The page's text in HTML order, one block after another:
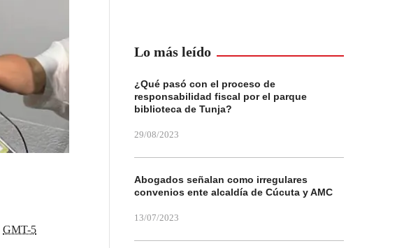
GMT-5
Lo más leído
¿Qué pasó con el proceso de
responsabilidad fiscal por el parque
biblioteca de Tunja?
29/08/2023
Abogados señalan como irregulares
convenios ente alcaldía de Cúcuta y AMC
13/07/2023